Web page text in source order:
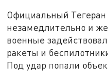
Официальный Тегеран
незамедлительно и
военные
ракеты и
Под удар попали